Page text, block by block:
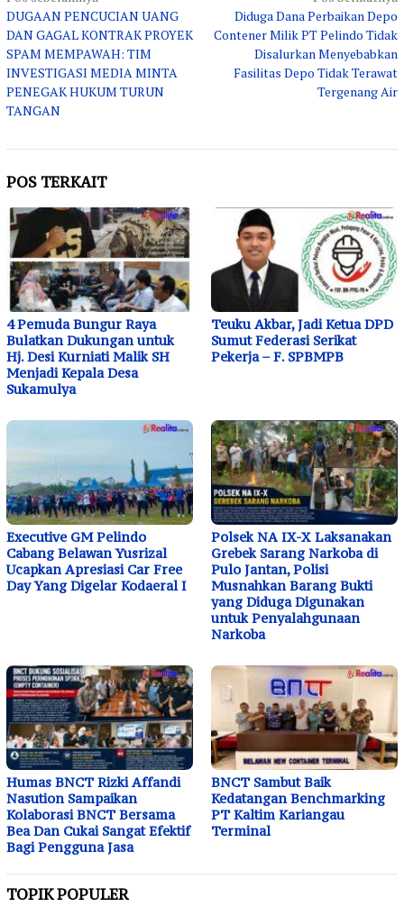
pos
DUGAAN PENCUCIAN UANG
DAN GAGAL KONTRAK PROYEK
SPAM MEMPAWAH: TIM
INVESTIGASI MEDIA MINTA
PENEGAK HUKUM TURUN
TANGAN
Diduga Dana Perbaikan Depo
Contener Milik PT Pelindo Tidak
Disalurkan Menyebabkan
Fasilitas Depo Tidak Terawat
Tergenang Air
POS TERKAIT
4 Pemuda Bungur Raya
Bulatkan Dukungan untuk
Hj. Desi Kurniati Malik SH
Menjadi Kepala Desa
Sukamulya
Teuku Akbar, Jadi Ketua DPD
Sumut Federasi Serikat
Pekerja – F. SPBMPB
Executive GM Pelindo
Cabang Belawan Yusrizal
Ucapkan Apresiasi Car Free
Day Yang Digelar Kodaeral I
Polsek NA IX-X Laksanakan
Grebek Sarang Narkoba di
Pulo Jantan, Polisi
Musnahkan Barang Bukti
yang Diduga Digunakan
untuk Penyalahgunaan
Narkoba
Humas BNCT Rizki Affandi
Nasution Sampaikan
Kolaborasi BNCT Bersama
Bea Dan Cukai Sangat Efektif
Bagi Pengguna Jasa
BNCT Sambut Baik
Kedatangan Benchmarking
PT Kaltim Kariangau
Terminal
TOPIK POPULER